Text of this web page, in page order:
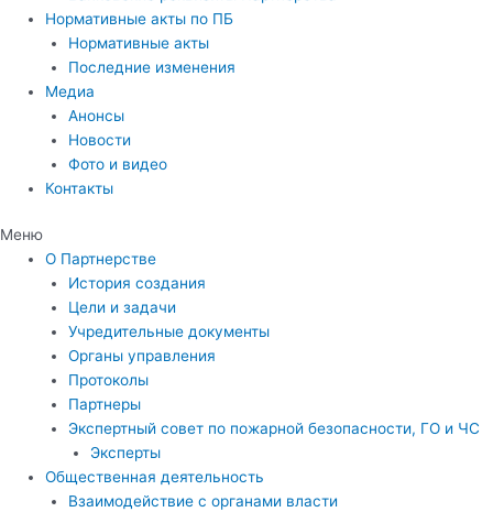
Нормативные акты по ПБ
Нормативные акты
Последние изменения
Медиа
Анонсы
Новости
Фото и видео
Контакты
Меню
О Партнерстве
История создания
Цели и задачи
Учредительные документы
Органы управления
Протоколы
Партнеры
Экспертный совет по пожарной безопасности, ГО и ЧС
Эксперты
Общественная деятельность
Взаимодействие с органами власти